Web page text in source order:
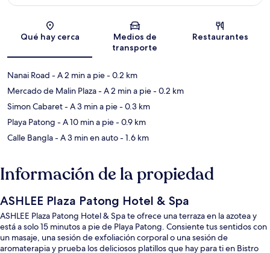
Sección del mapa
Qué hay cerca
Medios de
transporte
Restaurantes
Nanai Road - A 2 min a pie- 0.2 km
Mercado de Malin Plaza- A 2 min a pie- 0.2 km
Simon Cabaret- A 3 min a pie- 0.3 km
Playa Patong - A 10 min a pie- 0.9 km
Calle Bangla- A 3 min en auto- 1.6 km
Información de la propiedad
ASHLEE Plaza Patong Hotel & Spa
ASHLEE Plaza Patong Hotel & Spa te ofrece una terraza en la azotea y
está a solo 15 minutos a pie de Playa Patong. Consiente tus sentidos con
un masaje, una sesión de exfoliación corporal o una sesión de
aromaterapia y prueba los deliciosos platillos que hay para ti en Bistro